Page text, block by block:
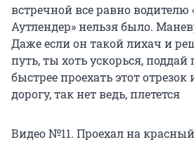
встречной все равно
Аутлендер» нельзя было.
Даже если он такой лихач и
путь, ты хоть ускорься, поддай
быстрее проехать этот отрезок
дорогу, так нет ведь, плетется
Видео №11. Проехал на красный